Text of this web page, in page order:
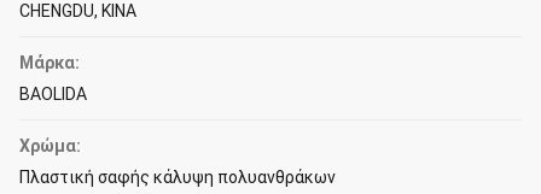
CHENGDU, ΚΙΝΑ
Μάρκα:
BAOLIDA
Χρώμα:
Πλαστική σαφής κάλυψη πολυανθράκων